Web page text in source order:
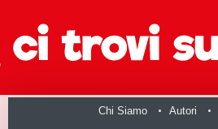
Chi Siamo Autori